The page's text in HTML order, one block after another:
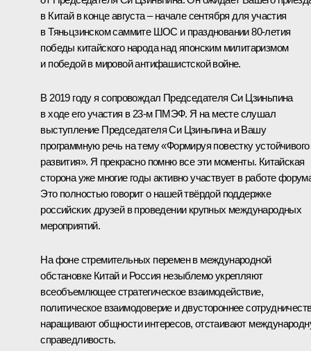
в Китай в конце августа – начале сентября для участия
в Тяньцзинском саммите ШОС и праздновании 80-летия
победы китайского народа над японским милитаризмом
и победой в мировой антифашистской войне.
В 2019 году я сопровождал Председателя Си Цзиньпина
в ходе его участия в 23-м ПМЭФ. Я на месте слушал
выступление Председателя Си Цзиньпина и Вашу
программную речь на тему «Формируя повестку устойчивого
развития». Я прекрасно помню все эти моменты. Китайская
сторона уже многие годы активно участвует в работе
Это полностью говорит о нашей твёрдой поддержке
российских друзей в проведении крупных международных
мероприятий.
На фоне стремительных перемен в международной
обстановке Китай и Россия незыблемо укрепляют
всеобъемлющее стратегическое взаимодействие,
политическое взаимодоверие и двустороннее
наращивают общности интересов, отстаивают
справедливость.